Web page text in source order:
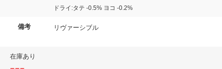
ドライ:タテ -0.5% ヨコ -0.2%
備考 リヴァーシブル
在庫あり